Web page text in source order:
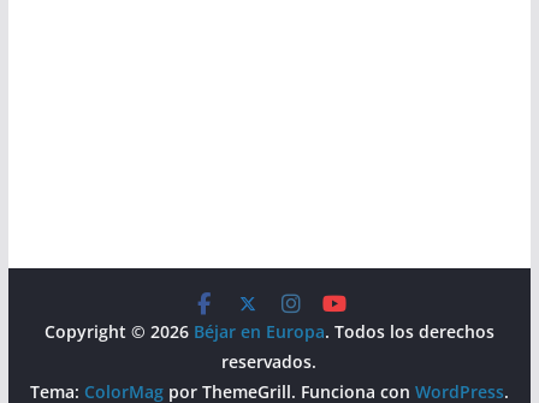
Copyright © 2026 Béjar en Europa. Todos los derechos
reservados.
Tema: ColorMagpor ThemeGrill. Funciona con WordPress.